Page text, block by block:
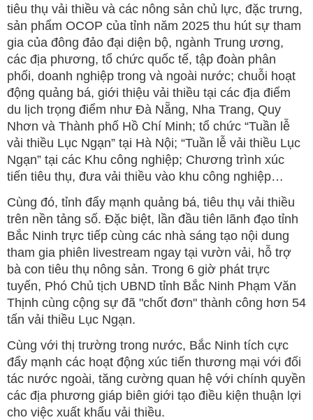
tiêu thụ vải thiều và các nông sản chủ lực, đặc trưng,
sản phẩm OCOP của tỉnh năm 2025 thu hút sự tham
gia của đông đảo đại diện bộ, ngành Trung ương,
các địa phương, tổ chức quốc tế, tập đoàn phân
phối, doanh nghiệp trong và ngoài nước; chuỗi hoạt
động quảng bá, giới thiệu vải thiều tại các địa điểm
du lịch trọng điểm như Đà Nẵng, Nha Trang, Quy
Nhơn và Thành phố Hồ Chí Minh; tổ chức “Tuần lễ
vải thiều Lục Ngạn” tại Hà Nội; “Tuần lễ vải thiều Lục
Ngạn” tại các Khu công nghiệp; Chương trình xúc
tiến tiêu thụ, đưa vải thiều vào khu công nghiệp…
Cùng đó, tỉnh đẩy mạnh quảng bá, tiêu thụ vải thiều
trên nền tảng số. Đặc biệt, lần đầu tiên lãnh đạo tỉnh
Bắc Ninh trực tiếp cùng các nhà sáng tạo nội dung
tham gia phiên livestream ngay tại vườn vải, hỗ trợ
bà con tiêu thụ nông sản. Trong 6 giờ phát trực
tuyến, Phó Chủ tịch UBND tỉnh Bắc Ninh Phạm Văn
Thịnh cùng cộng sự đã "chốt đơn" thành công hơn 54
tấn vải thiều Lục Ngạn.
Cùng với thị trường trong nước, Bắc Ninh tích cực
đẩy mạnh các hoạt động xúc tiến thương mại với đối
tác nước ngoài, tăng cường quan hệ với chính quyền
các địa phương giáp biên giới tạo điều kiện thuận lợi
cho việc xuất khẩu vải thiều.